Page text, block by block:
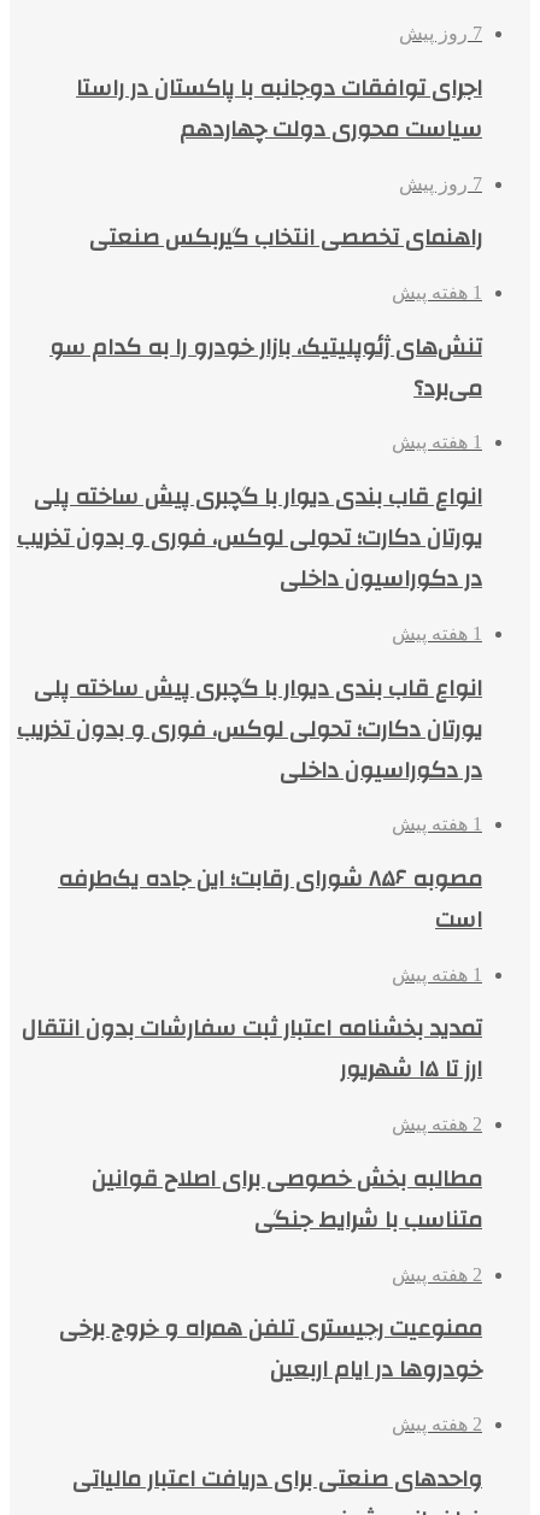
7 روز پیش
اجرای توافقات دوجانبه با پاکستان در راستا
سیاست محوری دولت چهاردهم
7 روز پیش
راهنمای تخصصی انتخاب گیربکس صنعتی
1 هفته پیش
تنش‌های ژئوپلیتیک، بازار خودرو را به کدام سو
می‌برد؟
1 هفته پیش
انواع قاب بندی دیوار با گچبری پیش ساخته پلی
یورتان دکارت؛ تحولی لوکس، فوری و بدون تخریب
در دکوراسیون داخلی
1 هفته پیش
انواع قاب بندی دیوار با گچبری پیش ساخته پلی
یورتان دکارت؛ تحولی لوکس، فوری و بدون تخریب
در دکوراسیون داخلی
1 هفته پیش
مصوبه ۸۵۶ شورای رقابت؛ این جاده یک‌طرفه
است
1 هفته پیش
تمدید بخشنامه اعتبار ثبت سفارشات بدون انتقال
ارز تا ۱۵ شهریور
2 هفته پیش
مطالبه بخش خصوصی برای اصلاح قوانین
متناسب با شرایط جنگی
2 هفته پیش
ممنوعیت رجیستری تلفن همراه و خروج برخی
خودروها در ایام اربعین
2 هفته پیش
واحدهای صنعتی برای دریافت اعتبار مالیاتی